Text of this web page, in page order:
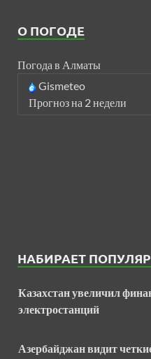
О ПОГОДЕ
Погода в Алматы
Gismeteo
Прогноз на 2 недели
НАБИРАЕТ
Казахстан увеличил
электростанций
Азербайджан видит